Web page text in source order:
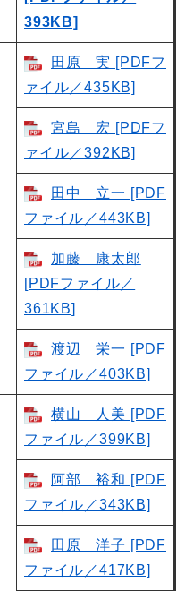
393KB]
田原 実 [PDFフ
ァイル／435KB]
宮島 宏 [PDFフ
ァイル／392KB]
田中 立一 [PDF
ファイル／443KB]
加藤 康太郎
[PDFファイル／
361KB]
渡辺 栄一 [PDF
ファイル／403KB]
横山 人美 [PDF
ファイル／399KB]
阿部 裕和 [PDF
ファイル／343KB]
田原 洋子 [PDF
ファイル／417KB]